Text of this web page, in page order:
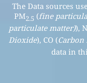
The Data sources
PM2.5 (fine
particulate matter)),
Dioxide), CO (
data in